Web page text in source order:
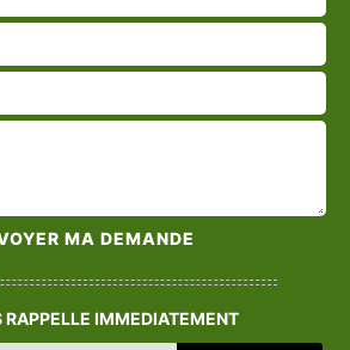
RAPPELLE IMMEDIATEMENT